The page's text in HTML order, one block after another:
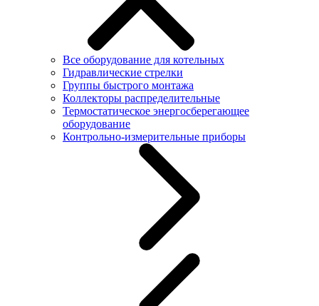
Все оборудование для котельных
Гидравлические стрелки
Группы быстрого монтажа
Коллекторы распределительные
Термостатическое энергосберегающее
оборудование
Контрольно-измерительные приборы